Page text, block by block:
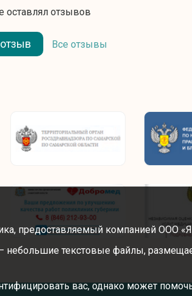
оставлял отзывов
Все отзывы
предоставляемый компанией ООО
небольшие текстовые файлы,
вас, однако может